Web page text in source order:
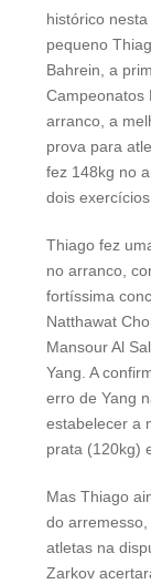
histórico
pequeno
Bahrein, a
Campeonatos
arranco, a
prova para
fez 148kg no
dois
Thiago fez
no arranco,
fortíssima
Natthawat
Mansour Al
Yang. A
erro de Yang
estabelecer a
prata (120kg)
Mas Thiago
do
atletas na
Zarkov